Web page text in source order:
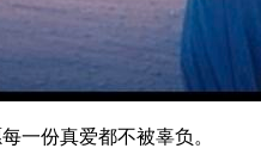
一份真爱都不被辜负。